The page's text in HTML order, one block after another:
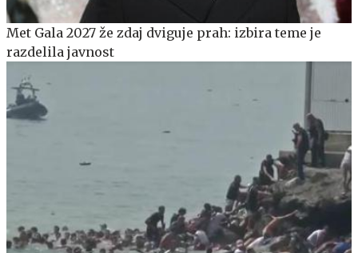
Met Gala 2027 že zdaj dviguje prah: izbira teme je
razdelila javnost